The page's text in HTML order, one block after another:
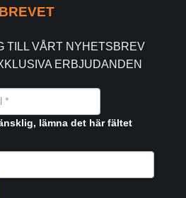
TILL VÅRT NYHETSBREV
ERBJUDANDEN
lämna det här fältet